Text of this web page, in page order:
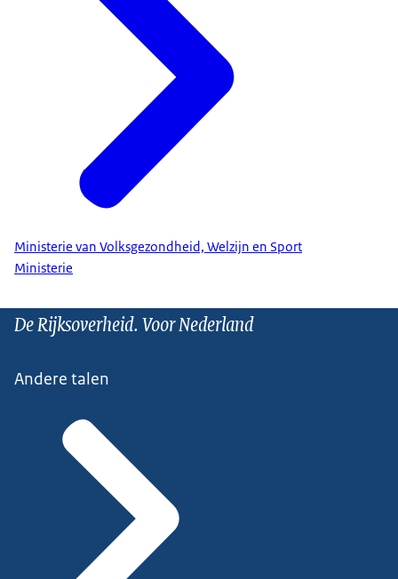
Ministerie van Volksgezondheid, Welzijn en Sport
Ministerie
De Rijksoverheid. Voor Nederland
Andere talen